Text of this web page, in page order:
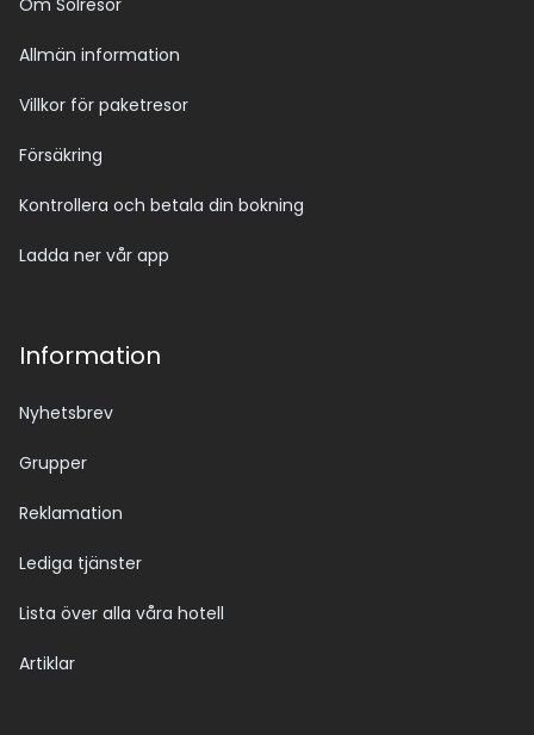
Om Solresor
Allmän information
Villkor för paketresor
Försäkring
Kontrollera och betala din bokning
Ladda ner vår app
Information
Nyhetsbrev
Grupper
Reklamation
Lediga tjänster
Lista över alla våra hotell
Artiklar